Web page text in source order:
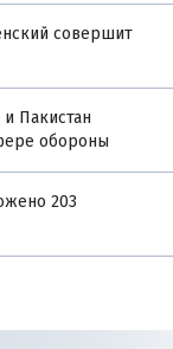
совершит
Пакистан
обороны
203